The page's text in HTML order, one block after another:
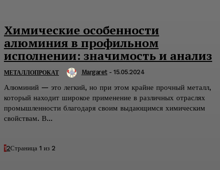
Химические особенности
алюминия в профильном
исполнении: значимость и анализ
МЕТАЛЛОПРОКАТ Margaret - 15.05.2024
Алюминий — это легкий, но при этом крайне прочный металл,
который находит широкое применение в различных отраслях
промышленности благодаря своим выдающимся химическим
свойствам. В...
12Страница 1 из 2